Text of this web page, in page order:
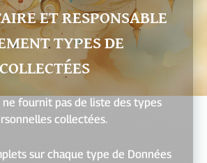
ET RESPONSABLE
TYPES DE
fournit pas de liste des types
collectées.
sur chaque type de Données